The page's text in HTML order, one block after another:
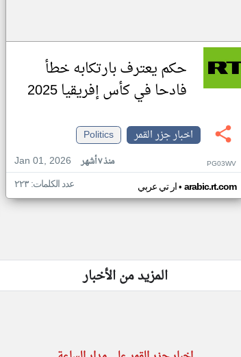
حكم يعترف بارتكابه خطأ
فادحا في كأس إفريقيا 2025
اخبار جزر القمر
Politics
Jan 01, 2026
منذ ٧ أشهر PG03WV
ار تي عربي• arabic.rt.com عدد الكلمات: ٢٢٣
المزيد من الأخبار